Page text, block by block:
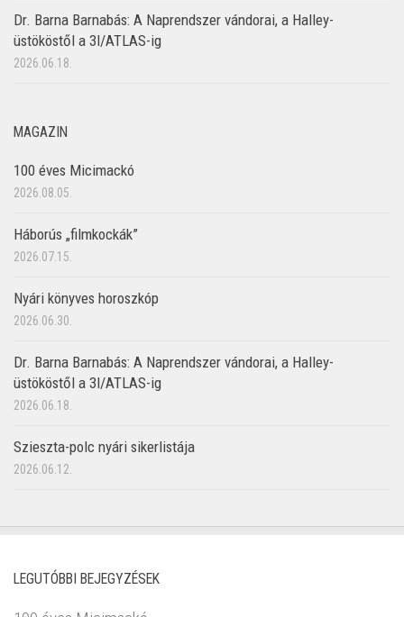
Dr. Barna Barnabás: A Naprendszer vándorai, a Halley-
üstököstől a 3I/ATLAS-ig
2026.06.18.
MAGAZIN
100 éves Micimackó
2026.08.05.
Háborús „filmkockák”
2026.07.15.
Nyári könyves horoszkóp
2026.06.30.
Dr. Barna Barnabás: A Naprendszer vándorai, a Halley-
üstököstől a 3I/ATLAS-ig
2026.06.18.
Szieszta-polc nyári sikerlistája
2026.06.12.
LEGUTÓBBI BEJEGYZÉSEK